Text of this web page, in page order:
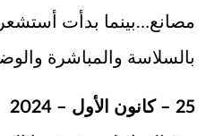
مصانع…بينما بدأت
بالسلاسة والمباشرة
25 – كانون الأول – 2024